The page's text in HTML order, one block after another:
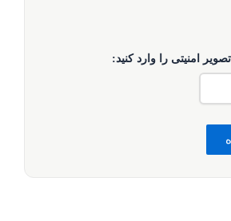
تصویر امنیتی را وارد کنید: